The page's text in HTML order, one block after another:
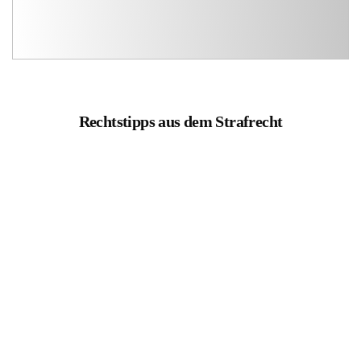
Rechtstipps aus dem Strafrecht